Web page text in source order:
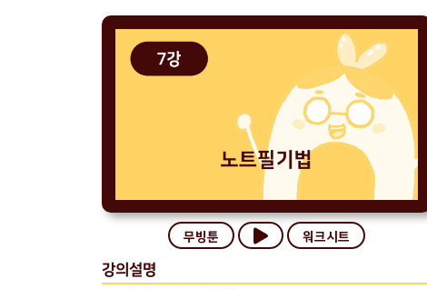
무빙툰 워크시트
강의설명